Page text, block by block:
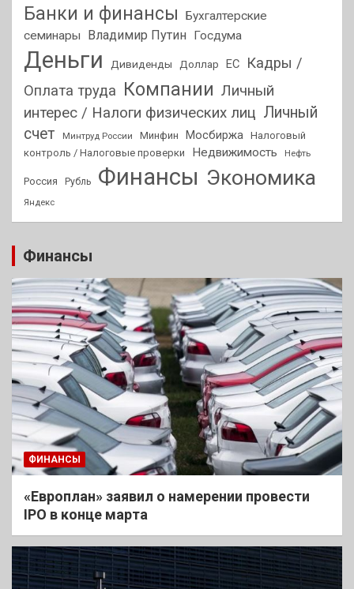
Банки и финансы
Бухгалтерские
семинары
Владимир Путин Госдума
Деньги Дивиденды Доллар ЕС
Кадры /
Оплата труда Компании Личный
интерес / Налоги физических лиц Личный
счет
Минтруд России Минфин Мосбиржа Налоговый
контроль / Налоговые проверки
Недвижимость Нефть
Россия Рубль Финансы Экономика
Яндекс
Финансы
ФИНАНСЫ
«Европлан» заявил о намерении провести
IPO в конце марта